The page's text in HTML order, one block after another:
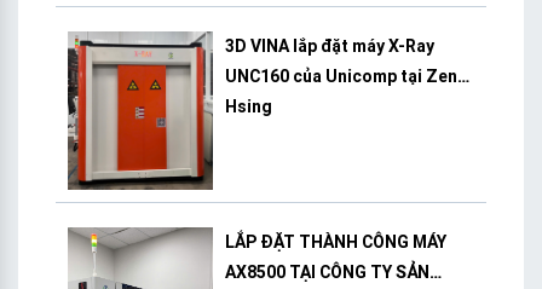
3D VINA lắp đặt máy X-Ray
UNC160 của Unicomp tại Zeng
Hsing
LẮP ĐẶT THÀNH CÔNG MÁY
AX8500 TẠI CÔNG TY SẢN